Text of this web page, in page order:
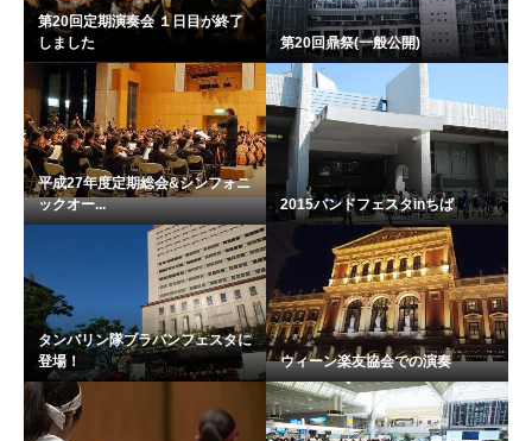
第20回定期演奏会 １日目が終了
しました
第20回鼎祭(一般公開)
平成27年度定期総会&シンフォニ
ックオー...
2015バンドフェスタinちば
タンバリン隊ブラバンフェスタに
登場！
ウィーン楽友協会での演奏